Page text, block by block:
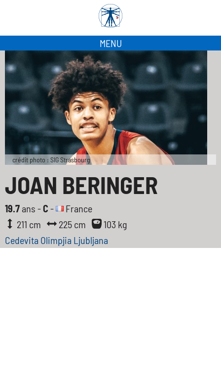
MENU
crédit photo : SIG Strasbourg
JOAN BERINGER
19.7 ans -C -
France
211 cm
225 cm
103 kg
Cedevita Olimpjia Ljubljana